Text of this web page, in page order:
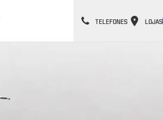
TELEFONES LOJAS